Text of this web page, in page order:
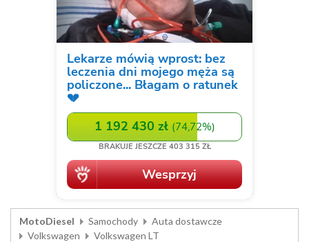
MotoDiesel Samochody
Auta dostawcze
Volkswagen
Volkswagen LT